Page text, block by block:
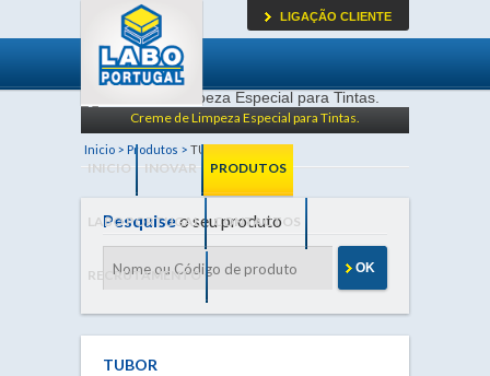
INICIO INOVAR PRODUTOS
LABO PORTUGAL CONTACTOS
RECRUTAMENTO
LIGAÇÃO CLIENTE
Creme de Limpeza Especial para Tintas.
Inicio > Produtos > TUBOR TUBOR
Pesquiseo seu produto
OK
TUBOR